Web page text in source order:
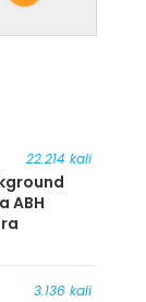
22.214 kali
ABH
3.136 kali